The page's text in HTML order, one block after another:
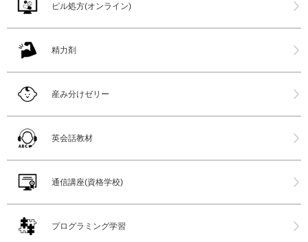
ピル処方(オンライン)
精力剤
産み分けゼリー
英会話教材
通信講座(資格学校)
プログラミング学習